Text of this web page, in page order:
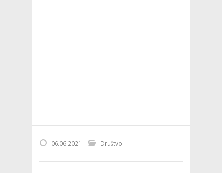
06.06.2021 Društvo